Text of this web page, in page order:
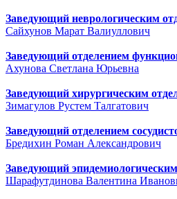
Заведующий неврологическим
Сайхунов Марат Валиуллович
Заведующий отделением
Ахунова Светлана Юрьевна
Заведующий хирургическим
Зимагулов Рустем Талгатович
Заведующий отделением
Бредихин Роман Александрович
Заведующий
Шарафутдинова Валентина